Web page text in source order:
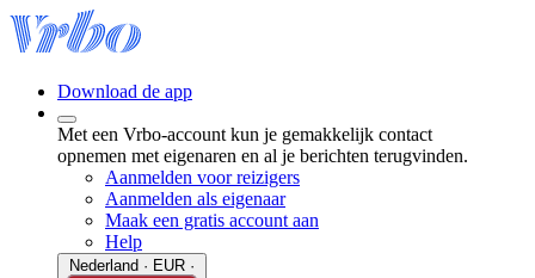
Download de app
Met een Vrbo-account kun je gemakkelijk contact
opnemen met eigenaren en al je berichten terugvinden.
Aanmelden voor reizigers
Aanmelden als eigenaar
Maak een gratis account aan
Help